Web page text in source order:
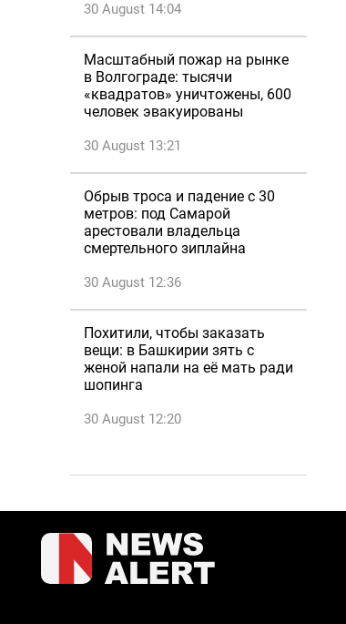
30 August 14:04
Масштабный пожар на рынке
в Волгограде: тысячи
«квадратов» уничтожены, 600
человек эвакуированы
30 August 13:21
Обрыв троса и падение с 30
метров: под Самарой
арестовали владельца
смертельного зиплайна
30 August 12:36
Похитили, чтобы заказать
вещи: в Башкирии зять с
женой напали на её мать ради
шопинга
30 August 12:20